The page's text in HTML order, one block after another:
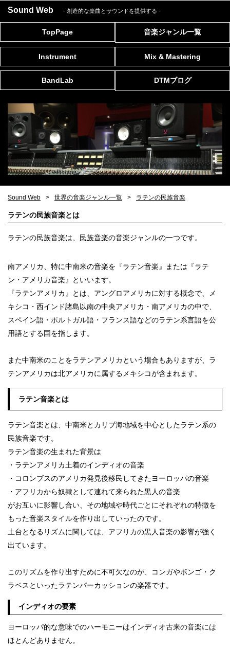
Sound Web - 創造的な楽曲とサウンドを提供する -
TopPage 音楽ジャンル一覧
Instrument Mix & Mastering
BandLab DTMブログ
Sound Web 世界の音楽ジャンル一覧 ラテンの民族音楽
ラテンの民族音楽とは
ラテンの民族音楽は、 民族音楽の音楽ジャンルの一つです。
南アメリカ、特に中南米の音楽を『ラテン音楽』または『ラテ
ン・アメリカ音楽』といいます。
『ラテンアメリカ』とは、アングロアメリカに対する概念で、メ
キシコ・西インド諸島以南の中央アメリカ・南アメリカの中で、
スペイン語・ポルトガル語・フランス語などのラテン系言語を公
用語とする国を指します。
また中南米のことをラテンアメリカという場合もありますが、ラ
テンアメリカは北アメリカに属するメキシコが含まれます。
ラテン音楽とは
ラテン音楽とは、中南米とカリブ海地域を中心としたラテン系の
民族音楽です。
ラテン音楽の生まれた背景は
・ラテンアメリカ土着のインディオの音楽
・コロンブスのアメリカ発見後移民してきたヨーロッパの音楽
・アフリカから奴隷として連れて来られた黒人の音楽
がお互いに影響し合い、その地域や時代ごとにそれぞれの特徴を
もった音楽スタイルを作り出していったのです。
土台となるリズムに関しては、アフリカの黒人音楽の影響が強く
出ています。
このリズムを作り出すために不可欠なのが、コンガやボンゴ・ク
ラベスといったラテンパーカッションの楽器です。
インディオの要素
ヨーロッパ的な意味でのハーモニーはインディオ古来の音楽には
ほとんどありません。